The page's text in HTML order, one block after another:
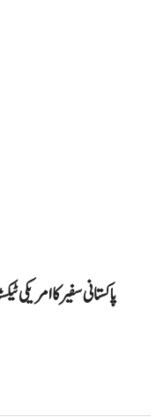
پاکستانی سفیر کا امریکی